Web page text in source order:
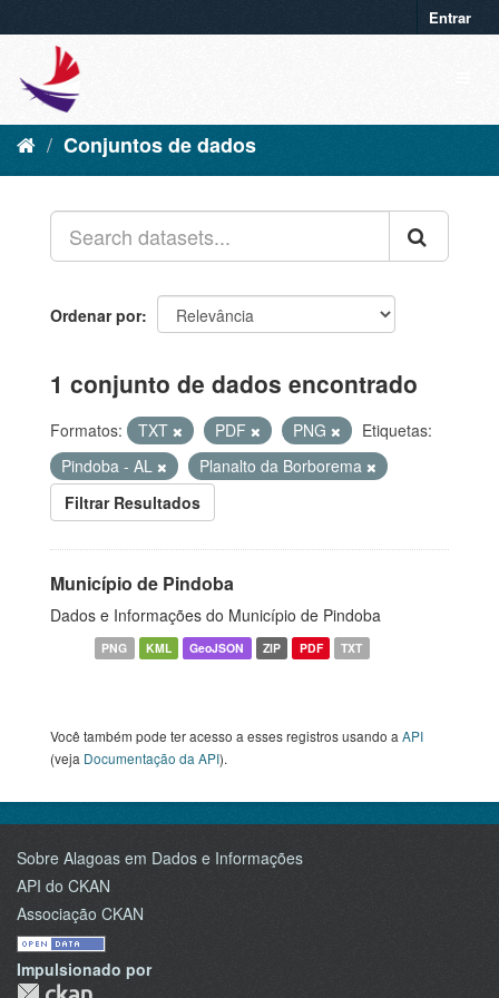
Entrar
Conjuntos de dados
Ordenar por
1 conjunto de dados encontrado
Formatos: TXT PDF PNG
Etiquetas:
Pindoba - AL
Planalto da Borborema
Filtrar Resultados
Município de Pindoba
Dados e Informações do Município de Pindoba
PNG KML GeoJSON ZIP PDF TXT
Você também pode ter acesso a esses registros usando a API
(veja Documentação da API).
Sobre Alagoas em Dados e Informações
API do CKAN
Associação CKAN
Impulsionado por